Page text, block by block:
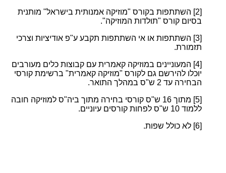
[2]
השתתפות בקורס "מוזיקה אמנותית בישראל" מותנית
בסיום קורס "תולדות המוזיקה".
[3]
השתתפות או אי השתתפות תקבע ע"פ אודיציות וצרכי
תזמורת.
[4]
המעוניינים במוזיקה קאמרית עם קבוצות כלים מעורבים
יוכלו להירשם גם לקורס "מוזיקה קאמרית" ברשימת קורסי
הבחירה עד 2 ש"ס במהלך התואר.
[5]
מתוך 16 ש"ס קורסי בחירה מתוך ביה"ס למוזיקה חובה
ללמוד 10 ש"ס לפחות קורסים עיוניים.
[6]
לא כולל שפות.